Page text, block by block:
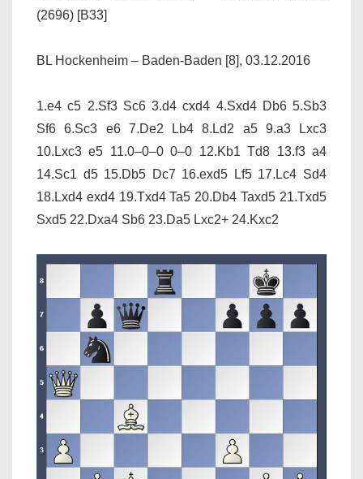
(2696) [B33]
BL Hockenheim – Baden-Baden [8], 03.12.2016
1.e4 c5 2.Sf3 Sc6 3.d4 cxd4 4.Sxd4 Db6 5.Sb3
Sf6 6.Sc3 e6 7.De2 Lb4 8.Ld2 a5 9.a3 Lxc3
10.Lxc3 e5 11.0–0–0 0–0 12.Kb1 Td8 13.f3 a4
14.Sc1 d5 15.Db5 Dc7 16.exd5 Lf5 17.Lc4 Sd4
18.Lxd4 exd4 19.Txd4 Ta5 20.Db4 Taxd5 21.Txd5
Sxd5 22.Dxa4 Sb6 23.Da5 Lxc2+ 24.Kxc2